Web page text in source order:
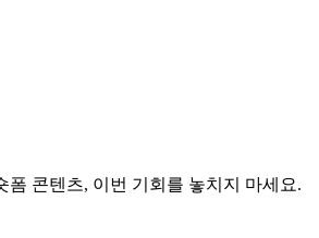
콘텐츠, 이번 기회를 놓치지 마세요.